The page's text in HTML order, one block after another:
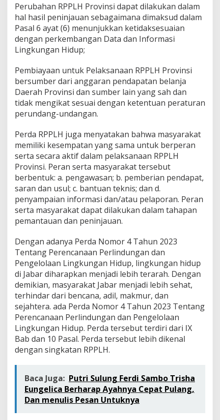
Perubahan RPPLH Provinsi dapat dilakukan dalam
hal hasil peninjauan sebagaimana dimaksud dalam
Pasal 6 ayat (6) menunjukkan ketidaksesuaian
dengan perkembangan Data dan Informasi
Lingkungan Hidup;
Pembiayaan untuk Pelaksanaan RPPLH Provinsi
bersumber dari anggaran pendapatan belanja
Daerah Provinsi dan sumber lain yang sah dan
tidak mengikat sesuai dengan ketentuan peraturan
perundang-undangan.
Perda RPPLH juga menyatakan bahwa masyarakat
memiliki kesempatan yang sama untuk berperan
serta secara aktif dalam pelaksanaan RPPLH
Provinsi. Peran serta masyarakat tersebut
berbentuk: a. pengawasan; b. pemberian pendapat,
saran dan usul; c. bantuan teknis; dan d.
penyampaian informasi dan/atau pelaporan. Peran
serta masyarakat dapat dilakukan dalam tahapan
pemantauan dan peninjauan.
Dengan adanya Perda Nomor 4 Tahun 2023
Tentang Perencanaan Perlindungan dan
Pengelolaan Lingkungan Hidup, lingkungan hidup
di Jabar diharapkan menjadi lebih terarah. Dengan
demikian, masyarakat Jabar menjadi lebih sehat,
terhindar dari bencana, adil, makmur, dan
sejahtera. ada Perda Nomor 4 Tahun 2023 Tentang
Perencanaan Perlindungan dan Pengelolaan
Lingkungan Hidup. Perda tersebut terdiri dari IX
Bab dan 10 Pasal. Perda tersebut lebih dikenal
dengan singkatan RPPLH.
Baca Juga: Putri Sulung Ferdi Sambo Trisha
Eungelica Berharap Ayahnya Cepat Pulang,
Dan menulis Pesan Untuknya